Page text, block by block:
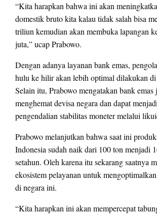
“Kita harapkan bahwa ini akan
domestik bruto kita kalau tidak salah bisa
triliun kemudian akan membuka lapangan
juta,” ucap Prabowo.
Dengan adanya layanan bank emas,
hulu ke hilir akan lebih optimal dilakukan di
Selain itu, Prabowo mengatakan bank emas
menghemat devisa negara dan dapat
pengendalian stabilitas moneter melalui
Prabowo melanjutkan bahwa saat ini
Indonesia sudah naik dari 100 ton menjadi
setahun. Oleh karena itu sekarang saatnya
ekosistem pelayanan untuk
di negara ini.
“Kita harapkan ini akan mempercepat